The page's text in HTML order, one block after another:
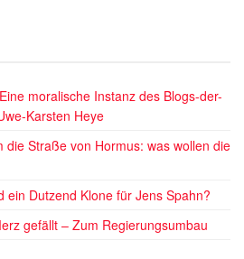
Eine moralische Instanz des Blogs-der-
Karsten Heye
die Straße von Hormus: was wollen die
ein Dutzend Klone für Jens Spahn?
gefällt – Zum Regierungsumbau